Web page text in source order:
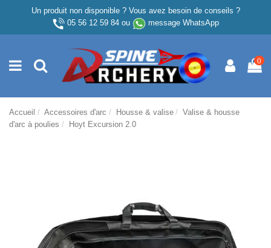
Un produit non disponible ? Vous avez besoin de conseils ?
05 56 12 59 84ou message WhatsApp
0
Accueil Accessoires d'arc Housse & valise
Valise & housse
d'arc à poulies
Hoyt Excursion 2.0